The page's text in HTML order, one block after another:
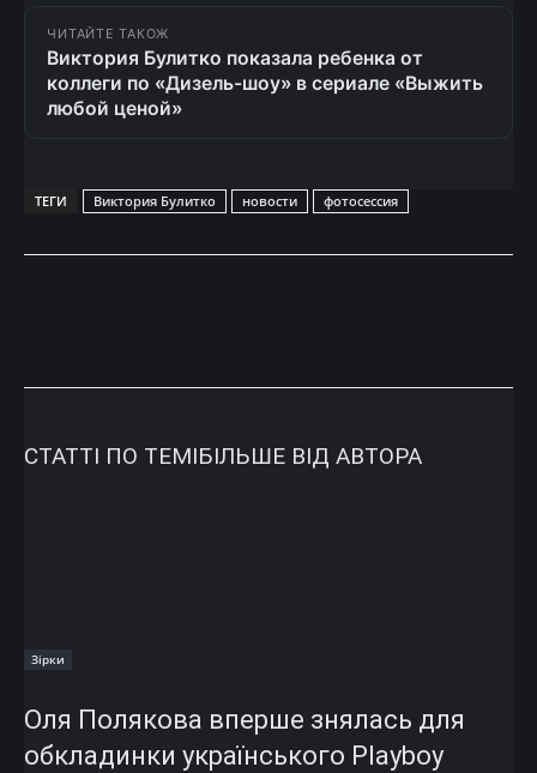
ЧИТАЙТЕ ТАКОЖ
Виктория Булитко показала ребенка от
коллеги по «Дизель-шоу» в сериале «Выжить
любой ценой»
ТЕГИ Виктория Булитко новости фотосессия
СТАТТІ ПО ТЕМІБІЛЬШЕ ВІД АВТОРА
Зірки
Оля Полякова вперше знялась для
обкладинки українського Playboy